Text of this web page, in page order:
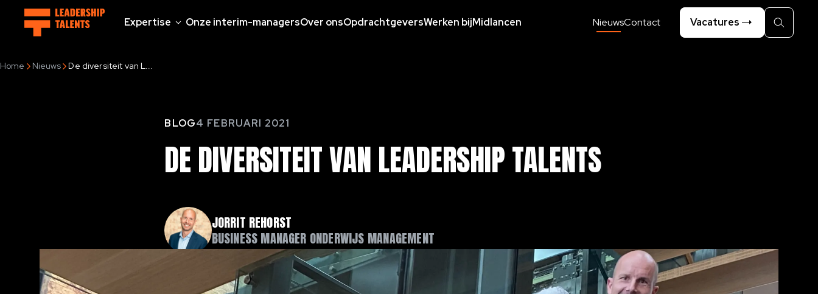
Vacatures
Zoeken
Expertise Onze interim-managersOver onsOpdrachtgeversWerken bijMidlancen NieuwsContact
Home Nieuws De diversiteit van L...
DEDIVERSITEITVANLEADERSHIPTALENTS
BLOG4 FEBRUARI 2021
JORRIT REHORST
BUSINESS MANAGER ONDERWIJS MANAGEMENT